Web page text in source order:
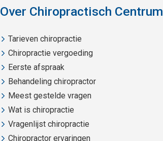
Over Chiropractisch Centrum
Tarieven chiropractie
Chiropractie vergoeding
Eerste afspraak
Behandeling chiropractor
Meest gestelde vragen
Wat is chiropractie
Vragenlijst chiropractie
Chiropractor ervaringen